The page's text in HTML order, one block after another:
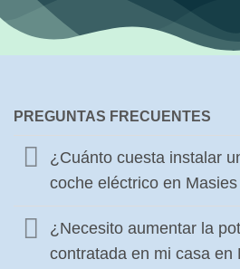
PREGUNTAS FRECUENTES
¿Cuánto cuesta instalar
coche eléctrico en
¿Necesito aumentar la
contratada en mi casa en